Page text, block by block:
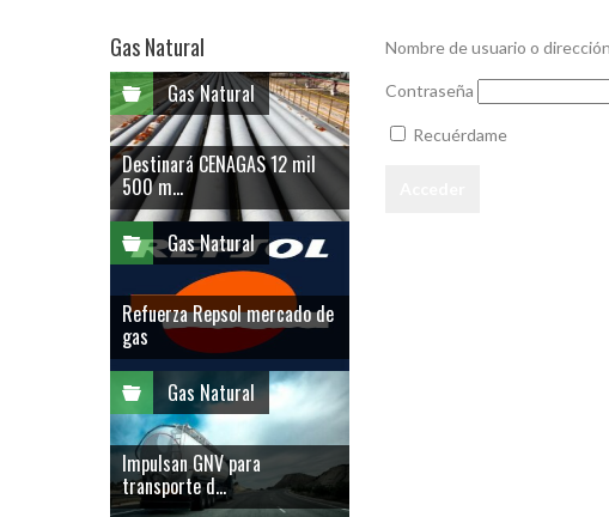
Nombre de usuario o
Contraseña
Recuérdame
Gas Natural
Gas Natural
Destinará CENAGAS 12 mil
500 m...
Gas Natural
Refuerza Repsol mercado de
gas
Gas Natural
Impulsan GNV para
transporte d...